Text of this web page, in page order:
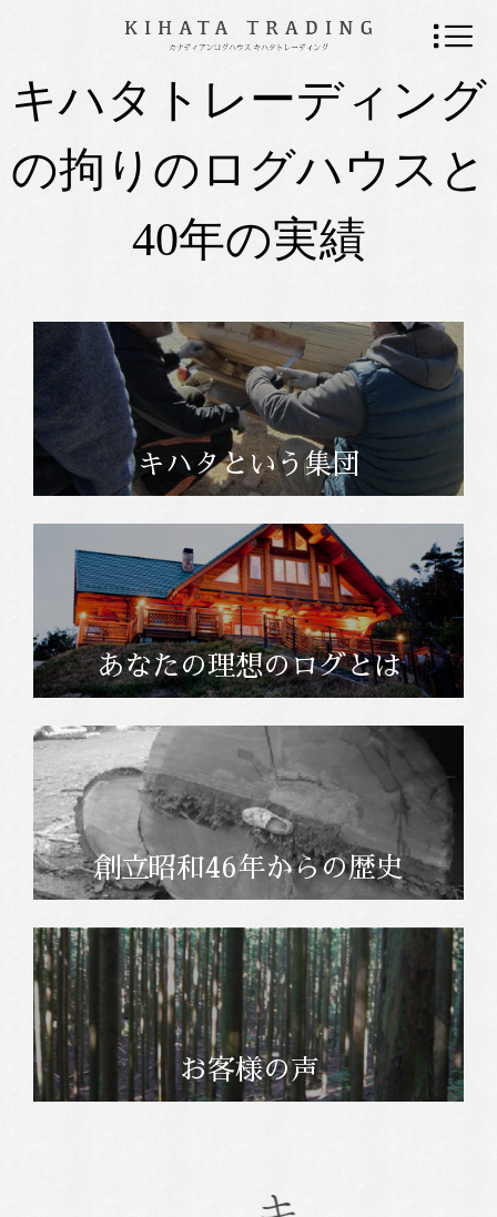
キハタトレーディング
の拘りのログハウスと
40年の実績
キハタという集団
あなたの理想のログとは
創立昭和46年からの歴史
お客様の声